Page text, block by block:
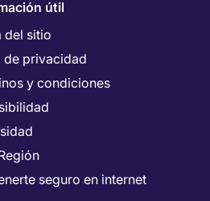
útil
del sitio
de privacidad
y condiciones
seguro en internet